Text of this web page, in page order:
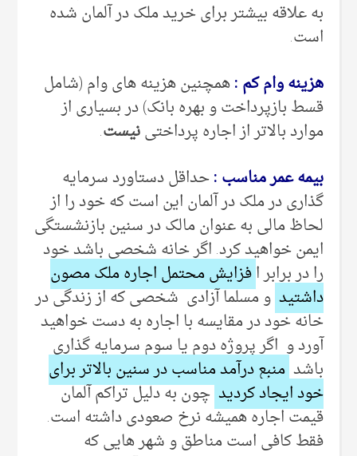
به علاقه بیشتر برای خرید ملک در آلمان شده
است.
هزینه وام کم :همچنین هزینه های وام (شامل
قسط بازپرداخت و بهره بانک) در بسیاری از
موارد بالاتر از اجاره پرداختینیست.
بیمه عمر مناسب :حداقل دستاورد سرمایه
گذاری در ملک در آلمان این است که خود را از
لحاظ مالی به عنوان مالک در سنین بازنشستگی
ایمن خواهید کرد. اگر خانه شخصی باشد خود
را در برابر افزایش محتمل اجاره ملک مصون
داشتید و مسلما آزادی شخصی که از زندگی در
خانه خود در مقایسه با اجاره به دست خواهید
آورد و اگر پروژه دوم یا سوم سرمایه گذاری
باشد منبع درآمد مناسب در سنین بالاتر برای
خود ایجاد کردیدچون به دلیل تراکم آلمان
قیمت اجاره همیشه نرخ صعودی داشته است.
فقط کافی است مناطق و شهر هایی که